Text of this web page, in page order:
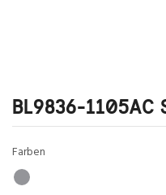
BL9836-
Farben